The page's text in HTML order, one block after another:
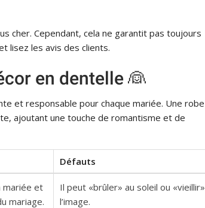
cher. Cependant, cela ne garantit pas toujours
lisez les avis des clients.
en dentelle 👰
et responsable pour chaque mariée. Une robe
ajoutant une touche de romantisme et de
Défauts
mariée et
mariage.
Il peut «brûler» au soleil ou «vieillir»
l’image.